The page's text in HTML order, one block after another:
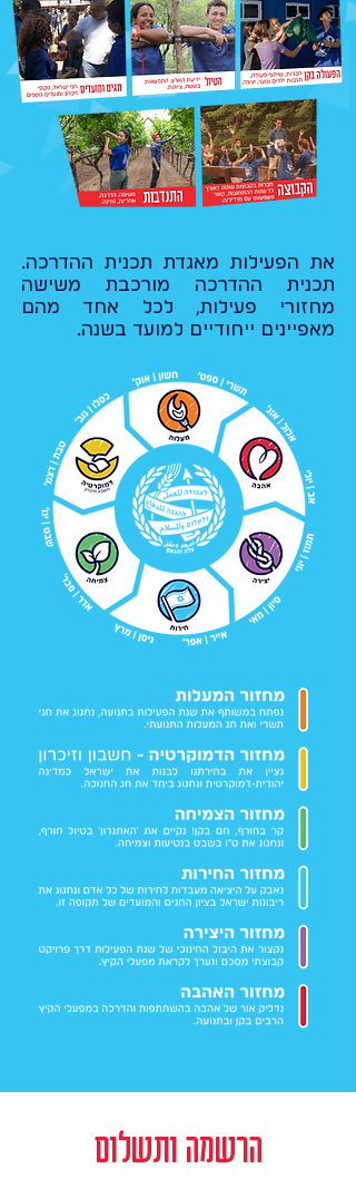
את הפעילות מאגדת תכנית ההדרכה.
תכנית ההדרכה מורכבת משישה
מחזורי פעילות, לכל אחד מהם
מאפיינים ייחודיים למועד בשנה.
הרשמה ותשלום